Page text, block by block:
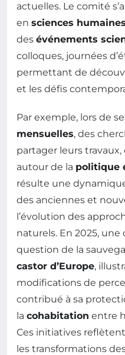
actuelles. Le comité
en sciences humaines
des événements
colloques, journées
permettant de
et les défis
Par exemple, lors de
mensuelles, des
partager leurs
autour de la politique
résulte une
des anciennes et
l’évolution des
naturels. En 2025,
question de la
castor d’Europe,
modifications de
contribué à sa
la cohabitation entre
Ces initiatives
les transformations